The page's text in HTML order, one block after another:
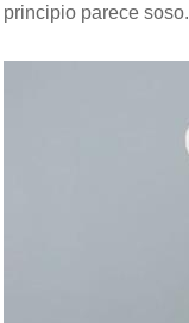
principio parece soso.